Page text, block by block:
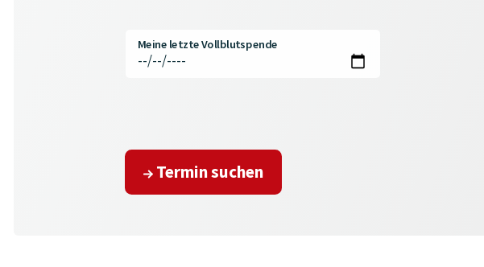
Meine letzte Vollblutspende
Termin suchen